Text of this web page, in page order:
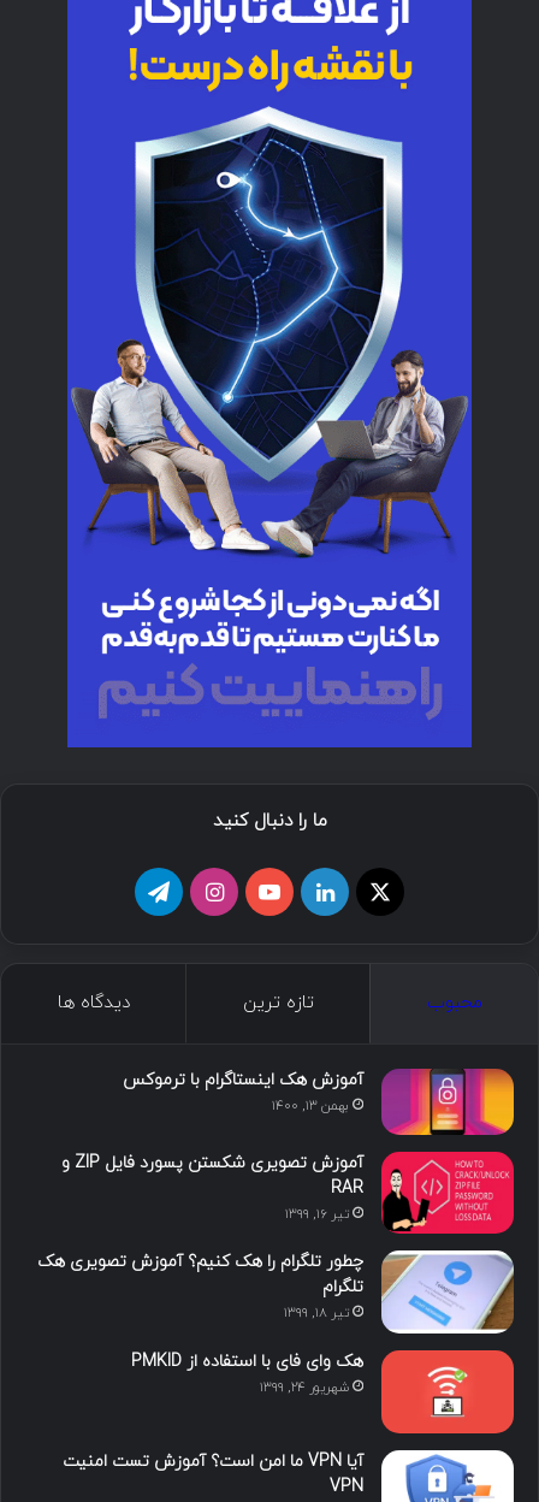
ما را دنبال کنید
د
ی
ن
و
ت
گ
ا
ا
محبوب تازه ترین دیدگاه ها
آموزش هک اینستاگرام با ترموکس
بهمن ۱۳, ۱۴۰۰
آموزش تصویری شکستن پسورد فایل ZIP و
RAR
تیر ۱۶, ۱۳۹۹
چطور تلگرام را هک کنیم؟ آموزش تصویری هک
تلگرام
تیر ۱۸, ۱۳۹۹
هک وای فای با استفاده از PMKID
شهریور ۲۴, ۱۳۹۹
آیا VPN ما امن است؟ آموزش تست امنیت
VPN